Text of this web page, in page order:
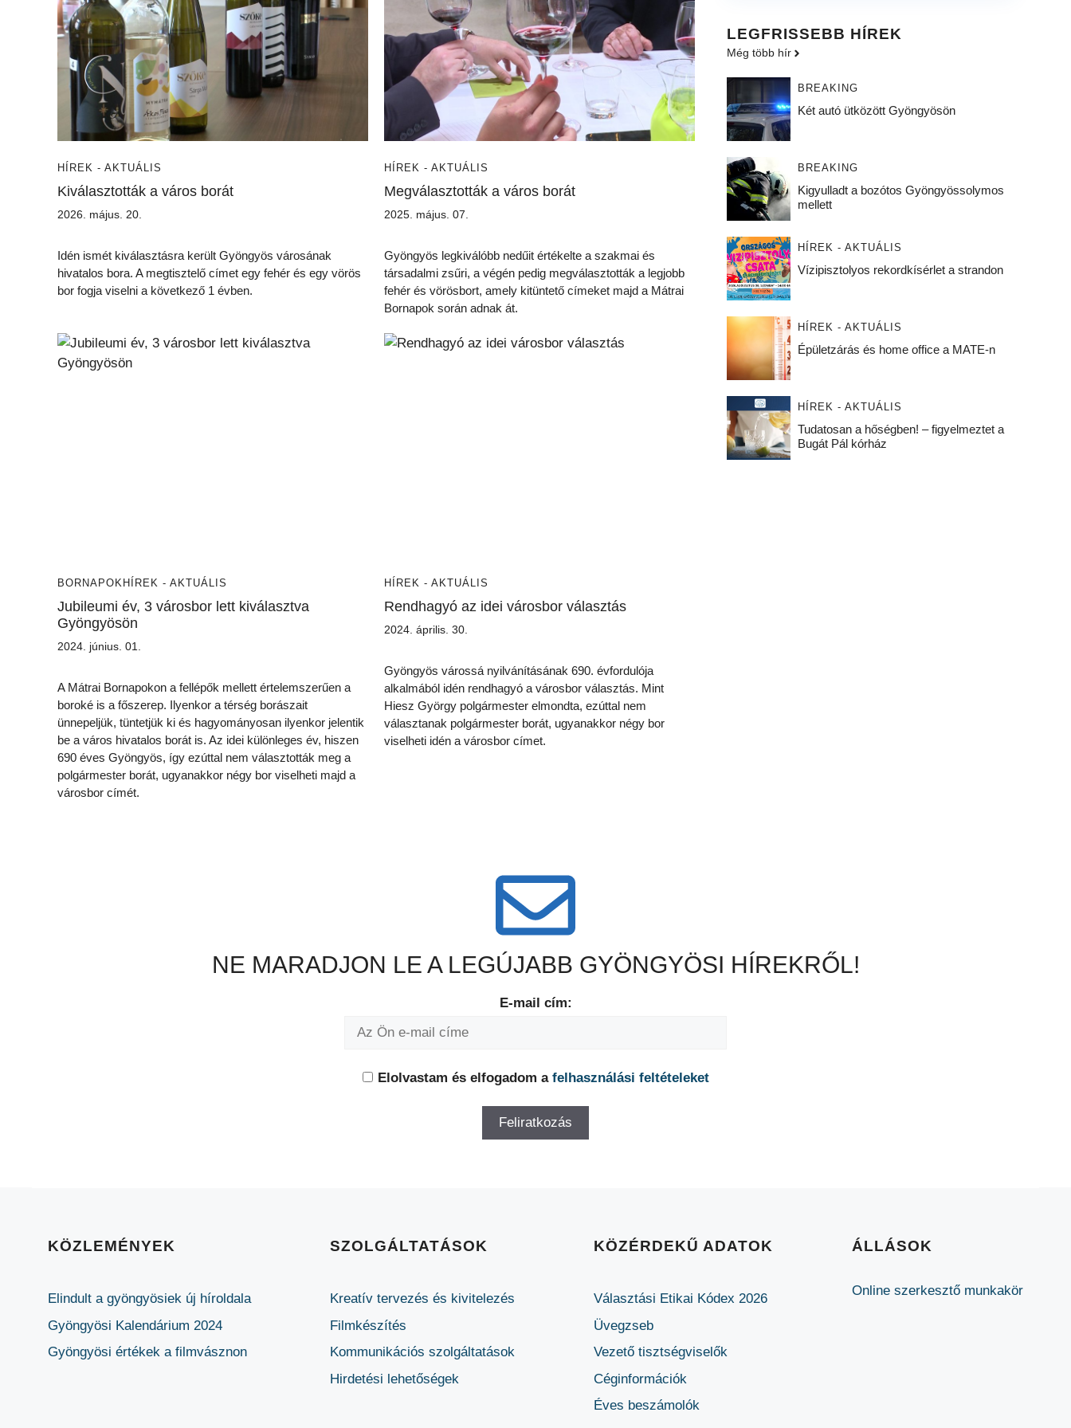
HÍREK - AKTUÁLIS
Kiválasztották a város borát
2026. május. 20.
Idén ismét kiválasztásra került Gyöngyös városának
hivatalos bora. A megtisztelő címet egy fehér és egy vörös
bor fogja viselni a következő 1 évben.
HÍREK - AKTUÁLIS
Megválasztották a város borát
2025. május. 07.
Gyöngyös legkiválóbb nedűit értékelte a szakmai és
társadalmi zsűri, a végén pedig megválasztották a legjobb
fehér és vörösbort, amely kitüntető címeket majd a Mátrai
Bornapok során adnak át.
BORNAPOK HÍREK - AKTUÁLIS
Jubileumi év, 3 városbor lett kiválasztva
Gyöngyösön
2024. június. 01.
A Mátrai Bornapokon a fellépők mellett értelemszerűen a
boroké is a főszerep. Ilyenkor a térség borászait
ünnepeljük, tüntetjük ki és hagyományosan ilyenkor jelentik
be a város hivatalos borát is. Az idei különleges év, hiszen
690 éves Gyöngyös, így ezúttal nem választották meg a
polgármester borát, ugyanakkor négy bor viselheti majd a
városbor címét.
HÍREK - AKTUÁLIS
Rendhagyó az idei városbor választás
2024. április. 30.
Gyöngyös várossá nyilvánításának 690. évfordulója
alkalmából idén rendhagyó a városbor választás. Mint
Hiesz György polgármester elmondta, ezúttal nem
választanak polgármester borát, ugyanakkor négy bor
viselheti idén a városbor címet.
LEGFRISSEBB HÍREK
Még több hír
BREAKING
Két autó ütközött Gyöngyösön
BREAKING
Kigyulladt a bozótos Gyöngyössolymos
mellett
HÍREK - AKTUÁLIS
Vízipisztolyos rekordkísérlet a strandon
HÍREK - AKTUÁLIS
Épületzárás és home office a MATE-n
HÍREK - AKTUÁLIS
Tudatosan a hőségben! – figyelmeztet a
Bugát Pál kórház
NE MARADJON LE A LEGÚJABB GYÖNGYÖSI HÍREKRŐL!
E-mail cím:
Elolvastam és elfogadom a felhasználási feltételeket
KÖZLEMÉNYEK
Elindult a gyöngyösiek új híroldala
Gyöngyösi Kalendárium 2024
Gyöngyösi értékek a filmvásznon
SZOLGÁLTATÁSOK
Kreatív tervezés és kivitelezés
Filmkészítés
Kommunikációs szolgáltatások
Hirdetési lehetőségek
KÖZÉRDEKŰ ADATOK
Választási Etikai Kódex 2026
Üvegzseb
Vezető tisztségviselők
Céginformációk
Éves beszámolók
ÁLLÁSOK
Online szerkesztő munkakör